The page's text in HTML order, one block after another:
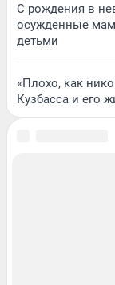
С рождения в
осужденные
детьми
«Плохо, как
Кузбасса и его